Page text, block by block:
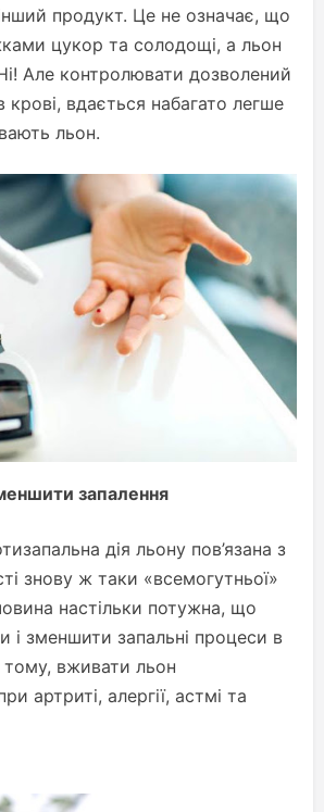
продукт. Це не означає, що
цукор та солодощі, а льон
Але контролювати дозволений
крові, вдається набагато легше
льон.
запалення
дія льону пов’язана з
знову ж таки «всемогутньої»
настільки потужна, що
і зменшити запальні процеси в
тому, вживати льон
артриті, алергії, астмі та